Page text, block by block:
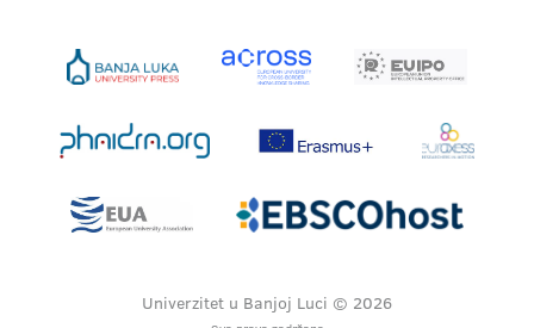
Univerzitet u Banjoj Luci © 2026